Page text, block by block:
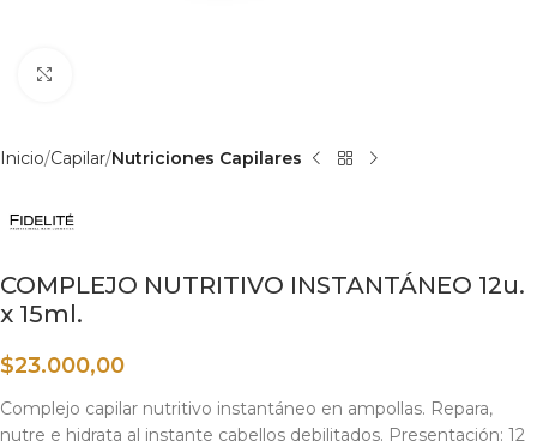
Inicio Capilar Nutriciones Capilares
COMPLEJO NUTRITIVO INSTANTÁNEO 12u.
x 15ml.
$23.000,00
Complejo capilar nutritivo instantáneo en ampollas. Repara,
nutre e hidrata al instante cabellos debilitados. Presentación: 12